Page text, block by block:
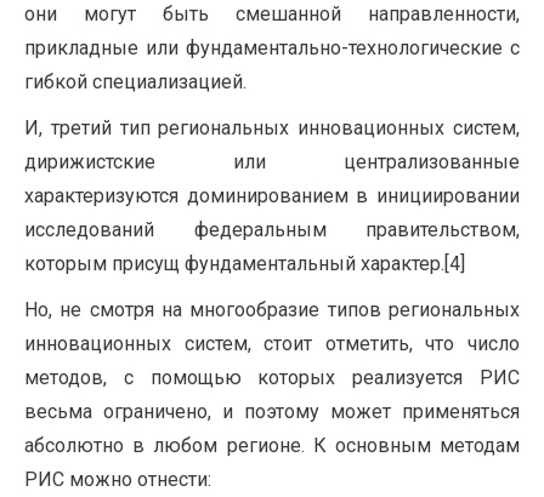
они могут быть смешанной направленности,
прикладные или фундаментально-технологические с
гибкой специализацией.
И, третий тип региональных инновационных систем,
дирижистские или централизованные
характеризуются доминированием в инициировании
исследований федеральным правительством,
которым присущ фундаментальный характер.[4]
Но, не смотря на многообразие типов региональных
инновационных систем, стоит отметить, что число
методов, с помощью которых реализуется РИС
весьма ограничено, и поэтому может применяться
абсолютно в любом регионе. К основным методам
РИС можно отнести: